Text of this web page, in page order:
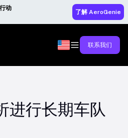
动
了解 AeroGenie
联系我们
进行长期车队